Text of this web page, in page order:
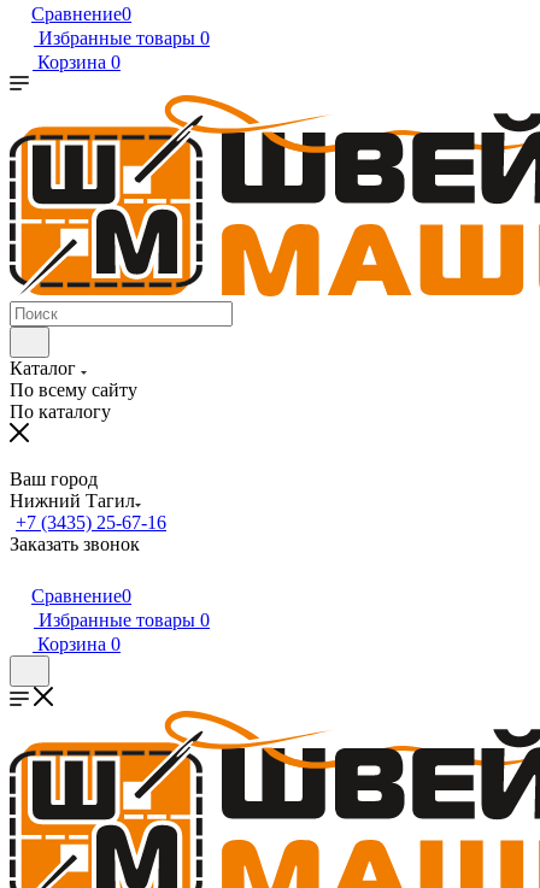
Сравнение0
Избранные товары 0
Корзина 0
Каталог
По всему сайту
По каталогу
Ваш город
Нижний Тагил
+7 (3435) 25-67-16
Заказать звонок
Сравнение0
Избранные товары 0
Корзина 0